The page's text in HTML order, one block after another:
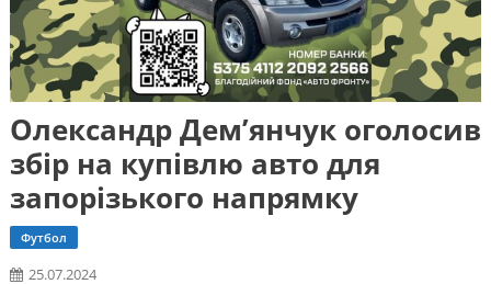
Олександр Дем’янчук оголосив
збір на купівлю авто для
запорізького напрямку
Футбол
25.07.2024